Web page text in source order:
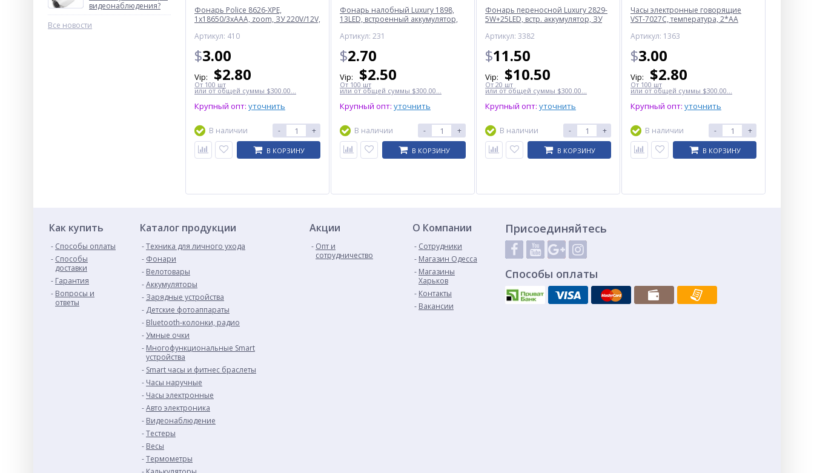
видеонаблюдения?
Все новости
Фонарь Police 8626-XPE,
1х18650/3xAAA, zoom, ЗУ 220V/12V,
Артикул: 410
$3.00
Vip: $2.80
От 100 шт
или от общей суммы $300.00...
Крупный опт: уточнить
В наличии - +
В КОРЗИНУ
Фонарь налобный Luxury 1898,
13LED, встроенный аккумулятор,
Артикул: 231
$2.70
Vip: $2.50
От 100 шт
или от общей суммы $300.00...
Крупный опт: уточнить
В наличии - +
В КОРЗИНУ
Фонарь переносной Luxury 2829-
5W+25LED, встр. аккумулятор, ЗУ
Артикул: 3382
$11.50
Vip: $10.50
От 20 шт
или от общей суммы $300.00...
Крупный опт: уточнить
В наличии - +
В КОРЗИНУ
Часы электронные говорящие
VST-7027С, температура, 2*AA
Артикул: 1363
$3.00
Vip: $2.80
От 100 шт
или от общей суммы $300.00...
Крупный опт: уточнить
В наличии - +
В КОРЗИНУ
Как купить
Способы оплаты
Способы
доставки
Гарантия
Вопросы и
ответы
Каталог продукции
Техника для личного ухода
Фонари
Велотовары
Аккумуляторы
Зарядные устройства
Детские фотоаппараты
Bluetooth-колонки, радио
Умные очки
Многофункциональные Smart
устройства
Smart часы и фитнес браслеты
Часы наручные
Часы электронные
Авто электроника
Видеонаблюдение
Тестеры
Весы
Термометры
Акции
Опт и
сотрудничество
О Компании
Сотрудники
Магазин Одесса
Магазины
Харьков
Контакты
Вакансии
Присоединяйтесь
Способы оплаты